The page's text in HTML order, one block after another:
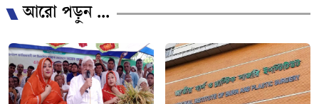
আরো পড়ুন ...